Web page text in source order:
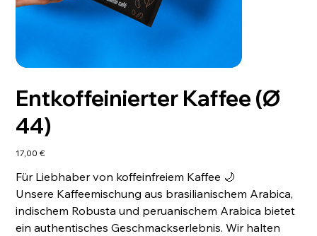
Entkoffeinierter Kaffee (Ø
44)
Preis
17,00 €
Für Liebhaber von koffeinfreiem Kaffee 🌙
Unsere Kaffeemischung aus brasilianischem Arabica,
indischem Robusta und peruanischem Arabica bietet
ein authentisches Geschmackserlebnis. Wir halten